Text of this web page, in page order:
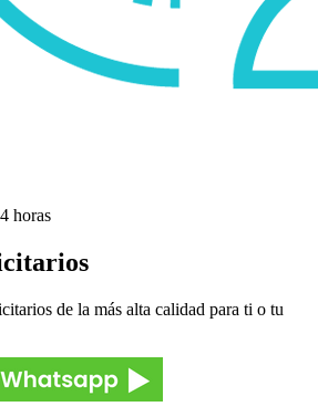
horas
de la más alta calidad para ti o tu